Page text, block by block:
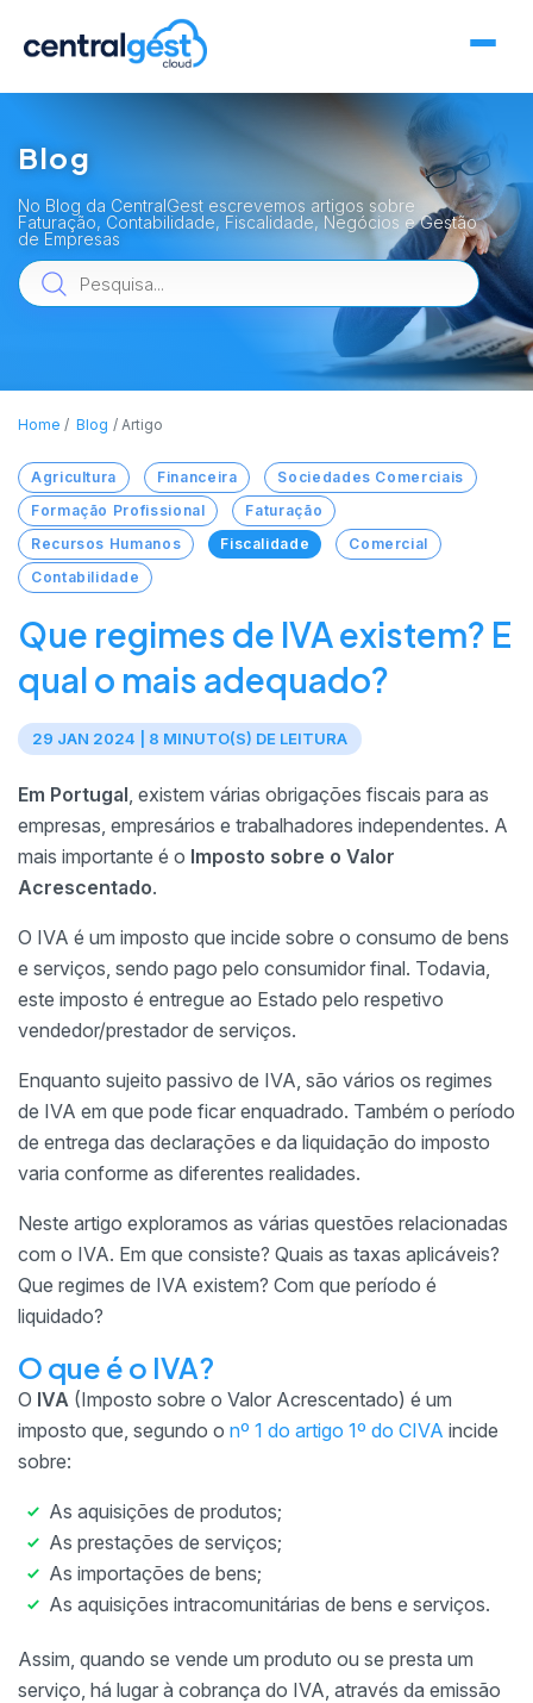
Blog
No Blog da CentralGest escrevemos artigos sobre
Faturação, Contabilidade, Fiscalidade, Negócios e Gestão
de Empresas
Home Blog Artigo
Agricultura Financeira
Sociedades Comerciais
Formação Profissional
Faturação
Recursos Humanos
Fiscalidade
Comercial
Contabilidade
Que regimes de IVA existem? E
qual o mais adequado?
29 JAN 2024 | 8 MINUTO(S) DE LEITURA
Em Portugal, existem várias obrigações fiscais para as
empresas, empresários e trabalhadores independentes. A
mais importante é o Imposto sobre o Valor
Acrescentado.
O IVA é um imposto que incide sobre o consumo de bens
e serviços, sendo pago pelo consumidor final. Todavia,
este imposto é entregue ao Estado pelo respetivo
vendedor/prestador de serviços.
Enquanto sujeito passivo de IVA, são vários os regimes
de IVA em que pode ficar enquadrado. Também o período
de entrega das declarações e da liquidação do imposto
varia conforme as diferentes realidades.
Neste artigo exploramos as várias questões relacionadas
com o IVA. Em que consiste? Quais as taxas aplicáveis?
Que regimes de IVA existem? Com que período é
liquidado?
O que é o IVA?
O IVA (Imposto sobre o Valor Acrescentado) é um
imposto que, segundo o nº 1 do artigo 1º do CIVA incide
sobre:
As aquisições de produtos;
As prestações de serviços;
As importações de bens;
As aquisições intracomunitárias de bens e serviços.
Assim, quando se vende um produto ou se presta um
serviço, há lugar à cobrança do IVA, através da emissão